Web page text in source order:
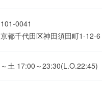
0041
都千代田区神田須田町1-12-6
土 17:00～23:30(L.O.22:45)